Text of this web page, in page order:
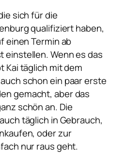
sich für die
qualifiziert haben,
einen Termin ab
einstellen. Wenn es das
Kai täglich mit dem
schon ein paar erste
gemacht, aber das
schön an. Die
täglich in Gebrauch,
oder zur
nur raus geht.